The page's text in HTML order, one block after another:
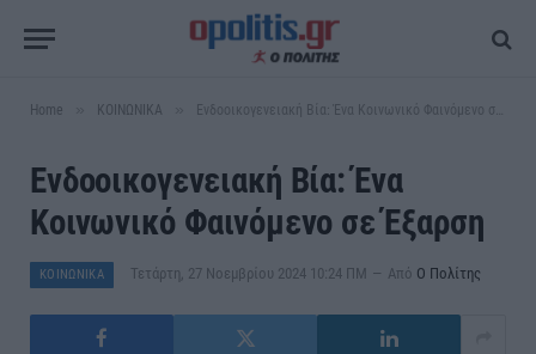
Home ΚΟΙΝΩΝΙΚΑ Ενδοοικογενειακή Βία: Ένα Κοινωνικό Φαινόμενο σε Έξαρση
Ενδοοικογενειακή Βία: Ένα
Κοινωνικό Φαινόμενο σε Έξαρση
ΚΟΙΝΩΝΙΚΑ Τετάρτη, 27 Νοεμβρίου 2024 10:24 ΠΜ Από Ο Πολίτης